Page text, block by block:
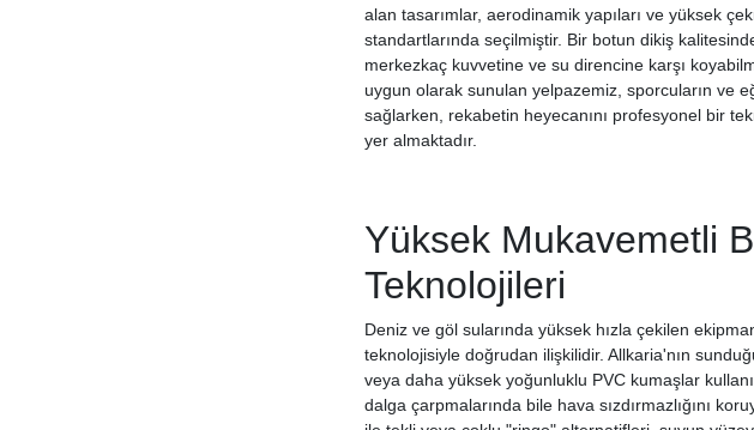
alan tasarımlar, aerodinamik yapıları ve yüksek
standartlarında seçilmiştir. Bir botun dikiş
merkezkaç kuvvetine ve su direncine karşı
uygun olarak sunulan yelpazemiz, sporcuların ve
sağlarken, rekabetin heyecanını profesyonel bir
yer almaktadır.
Yüksek Mukavemetli
Teknolojileri
Deniz ve göl sularında yüksek hızla çekilen
teknolojisiyle doğrudan ilişkilidir. Allkaria'nın
veya daha yüksek yoğunluklu PVC kumaşlar
dalga çarpmalarında bile hava sızdırmazlığını